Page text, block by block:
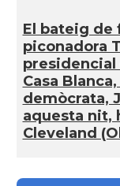
CAMON
CAMON
CAMON
El bateig de
piconadora
Casa
demòcrata,
aquesta nit,
Cleveland